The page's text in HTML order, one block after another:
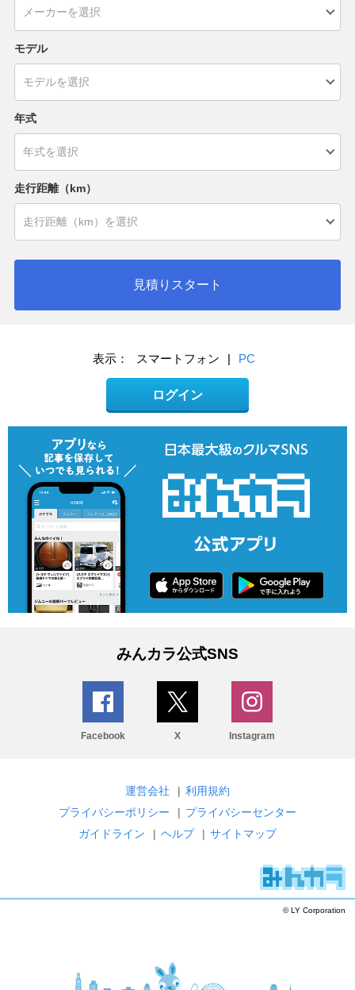
モデル
年式
走行距離（km）
見積りスタート
表示： スマートフォン | PC
ログイン
みんカラ公式SNS
Facebook X Instagram
運営会社 | 利用規約
プライバシーポリシー
| プライバシーセンター
ガイドライン
| ヘルプ | サイトマップ
© LY Corporation